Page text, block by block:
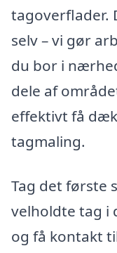
tagoverflader.
selv – vi gør
du bor i
dele af
effektivt få
tagmaling.
Tag det første
velholdte tag i
og få kontakt